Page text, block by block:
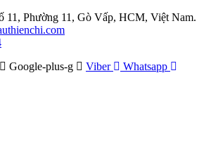
11, Phường 11, Gò Vấp, HCM, Việt Nam.
Google-plus-g Viber
Whatsapp